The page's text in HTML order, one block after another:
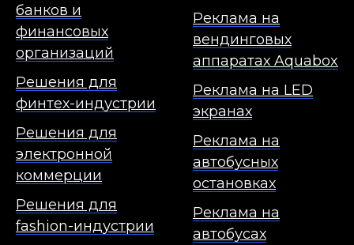
банков и
финансовых
организаций
Решения для
финтех-индустрии
Решения для
электронной
коммерции
Решения для
fashion-индустрии
Реклама на
вендинговых
аппаратах Aquabox
Реклама на LED
экранах
Реклама на
автобусных
остановках
Реклама на
автобусах